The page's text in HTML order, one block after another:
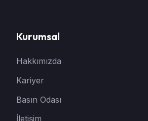
Kurumsal
Hakkımızda
Kariyer
Basın Odası
İletişim